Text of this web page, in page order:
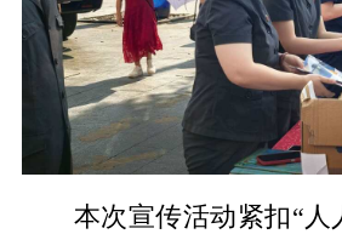
本次宣传活动紧扣“人